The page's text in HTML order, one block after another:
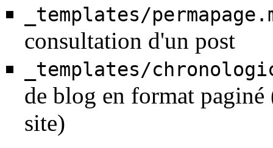
_templates/
consultation d'un post
_templates/
de blog en format
site)